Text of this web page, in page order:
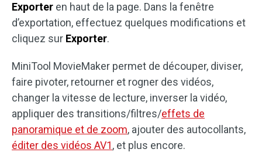
Exporter en haut de la page. Dans la fenêtre
d’exportation, effectuez quelques modifications et
cliquez sur Exporter.
MiniTool MovieMaker permet de découper, diviser,
faire pivoter, retourner et rogner des vidéos,
changer la vitesse de lecture, inverser la vidéo,
appliquer des transitions/filtres/effets de
panoramique et de zoom, ajouter des autocollants,
éditer des vidéos AV1, et plus encore.